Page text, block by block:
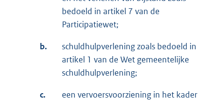
bedoeld in artikel 7 van de
Participatiewet;
b.
schuldhulpverlening zoals bedoeld in
artikel 1 van de Wet gemeentelijke
schuldhulpverlening;
c. een vervoersvoorziening in het kader